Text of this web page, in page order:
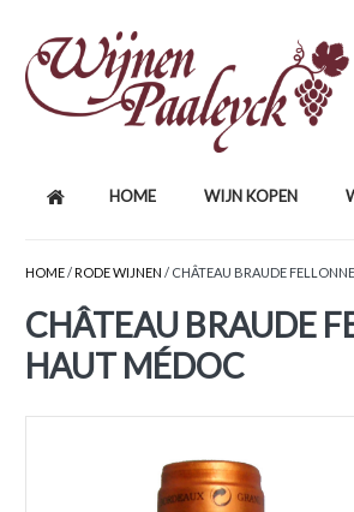
HOME WIJN KOPEN
HOME/ RODE WIJNEN / CHÂTEAU BRAUDE
CHÂTEAU BRAUDE
HAUT MÉDOC